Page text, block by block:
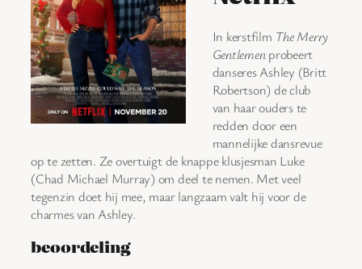
In kerstfilm The Merry
Gentlemenprobeert
danseres Ashley (Britt
Robertson) de club
van haar ouders te
redden door een
mannelijke dansrevue
op te zetten. Ze overtuigt de knappe klusjesman Luke
(Chad Michael Murray) om deel te nemen. Met veel
tegenzin doet hij mee, maar langzaam valt hij voor de
charmes van Ashley.
beoordeling